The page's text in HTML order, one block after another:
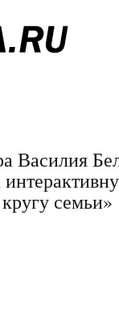
Василия
семьи»